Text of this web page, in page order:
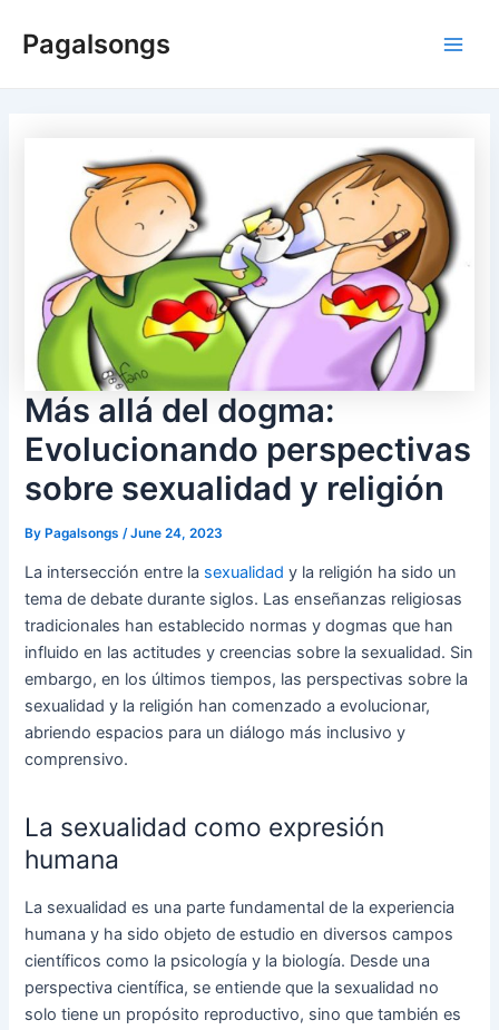
Pagalsongs
Más allá del dogma:
Evolucionando perspectivas
sobre sexualidad y religión
ByPagalsongs /June 24, 2023
La intersección entre la sexualidad y la religión ha sido un
tema de debate durante siglos. Las enseñanzas religiosas
tradicionales han establecido normas y dogmas que han
influido en las actitudes y creencias sobre la sexualidad. Sin
embargo, en los últimos tiempos, las perspectivas sobre la
sexualidad y la religión han comenzado a evolucionar,
abriendo espacios para un diálogo más inclusivo y
comprensivo.
La sexualidad como expresión
humana
La sexualidad es una parte fundamental de la experiencia
humana y ha sido objeto de estudio en diversos campos
científicos como la psicología y la biología. Desde una
perspectiva científica, se entiende que la sexualidad no
solo tiene un propósito reproductivo, sino que también es